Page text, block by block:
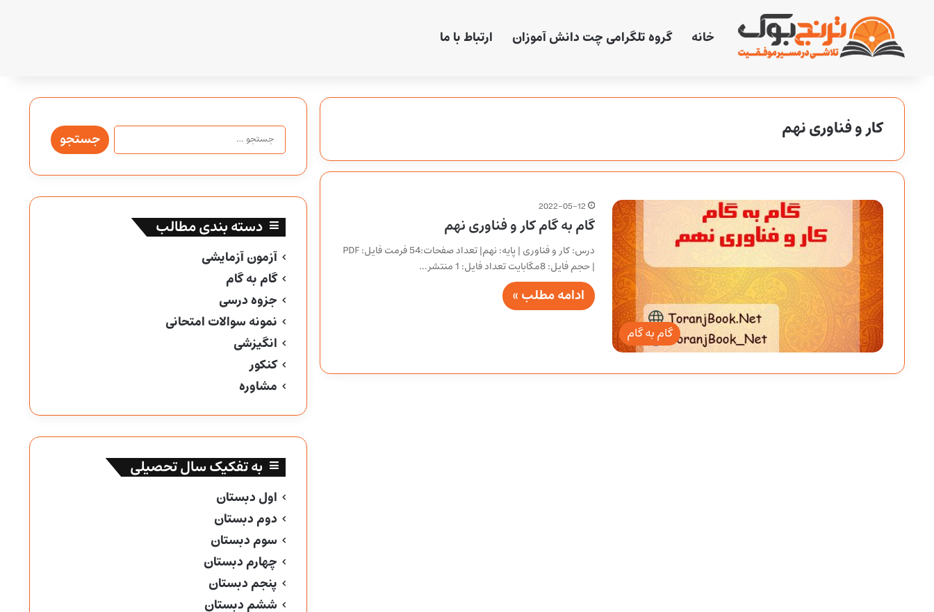
خانه گروه تلگرامی چت دانش آموزان ارتباط با ما
کار و فناوری نهم
گام به گام
2022-05-12
گام به گام کار و فناوری نهم
درس: کار و فناوری | پایه: نهم| تعداد صفحات:54 فرمت فایل: PDF
| حجم فایل: 8مگابایت تعداد فایل: 1 منتشر…
ادامه مطلب »
جستجو
برای:
دسته بندی مطالب
آزمون آزمایشی
گام به گام
جزوه درسی
نمونه سوالات امتحانی
انگیزشی
کنکور
مشاوره
به تفکیک سال تحصیلی
اول دبستان
دوم دبستان
سوم دبستان
چهارم دبستان
پنجم دبستان
ششم دبستان